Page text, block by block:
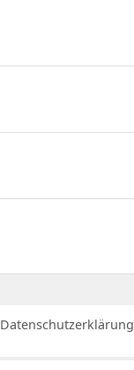
Datenschutzerklärung